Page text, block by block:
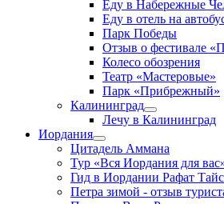
Еду в Набережные
Еду в отель на
Парк Победы
Отзыв о фестивале
Колесо обозрения
Театр «Мастеровые»
Парк «Прибрежный»
Калининград
Лечу в Калининград
Иордания
Цитадель Аммана
Тур «Вся Иордания для
Гид в Иордании Рафат
Петра зимой - отзыв